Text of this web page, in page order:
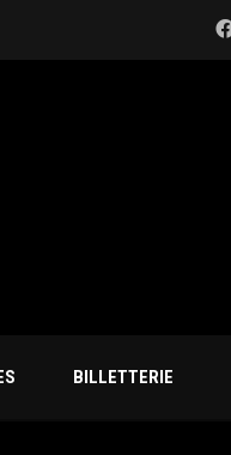
BILLETTERIE